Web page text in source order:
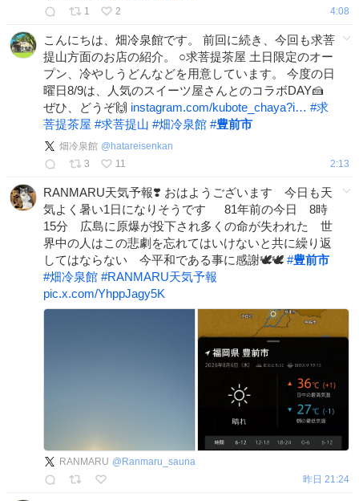
1
2 4:08
こんにちは、畑冷泉館です。 前回に続き、今回も求菩
提山方面のお店の紹介。 ○求菩提茶屋 土日限定のオー
プン、冷やしうどんなどを用意しています。 今度の日
曜日8/9は、人気のスイーツ屋さんとのコラボDAY🍰
ぜひ、どうぞ🙌 instagram.com/kubote_chaya?i… #求
菩提茶屋 #求菩提山 #畑冷泉館 #豊前市
畑冷泉館 @ hatareisenkan
3
11 2:13
RANMARU天気予報❣️ おはようございます 今日も天
気よく暑い1日になりそうです 81年前の今日 8時
15分 広島に原爆が投下され多くの命が失われた 世
界中の人はこの悲劇を忘れてはいけないと共に繰り返
してはならない 今平和である事に感謝🕊️🕊️ #豊前市
#畑冷泉館 #RANMARU天気予報
pic.x.com/YhppJagy5K
RANMARU @ Ranmaru_sauna
昨日 21:24